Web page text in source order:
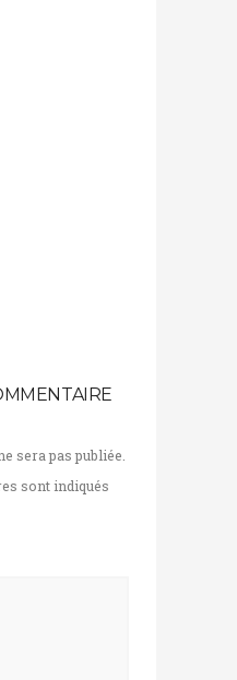
sera pas publiée.
sont indiqués